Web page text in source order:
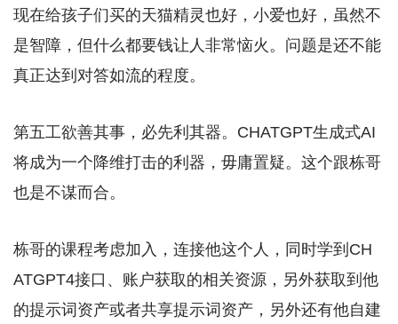
现在给孩子们买的天猫精灵也好，小爱也好，虽然不
是智障，但什么都要钱让人非常恼火。问题是还不能
真正达到对答如流的程度。
第五工欲善其事，必先利其器。CHATGPT生成式AI
将成为一个降维打击的利器，毋庸置疑。这个跟栋哥
也是不谋而合。
栋哥的课程考虑加入，连接他这个人，同时学到CH
ATGPT4接口、账户获取的相关资源，另外获取到他
的提示词资产或者共享提示词资产，另外还有他自建